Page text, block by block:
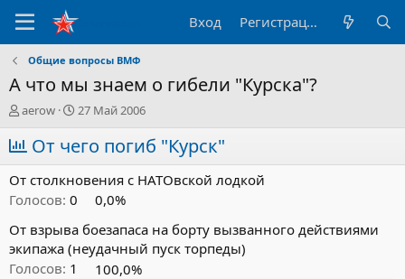
Вход Регистрация
Общие вопросы ВМФ
А что мы знаем о гибели "Курска"?
А
в
т
о
р
т
е
ы
aerow
Д
а
т
а
н
а
л
а
27 Май 2006
От чего погиб "Курск"
От столкновения с НАТОвской лодкой
Голосов: 0
0,0%
От взрыва боезапаса на борту вызванного действиями
экипажа (неудачный пуск торпеды)
Голосов: 1 100,0%